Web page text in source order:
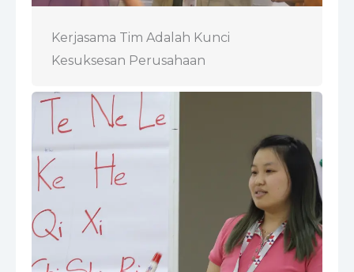
Kerjasama Tim Adalah Kunci
Kesuksesan Perusahaan